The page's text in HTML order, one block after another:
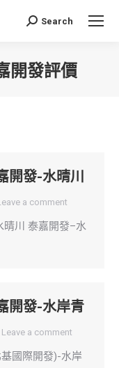
Search:
Search
開發評價
開發-水晴川
a comment
晴川 泰嘉開發–水
開發-水岸青
Leave a comment
基國際開發)-水岸